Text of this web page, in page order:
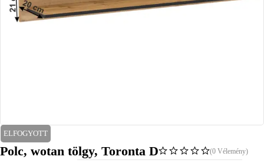
ELFOGYOTT
Polc, wotan tölgy, Toronta D (0 Vélemény)